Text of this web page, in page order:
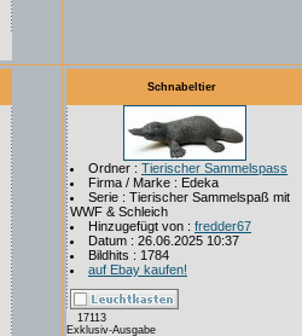
Schnabeltier
Ordner : Tierischer Sammelspass
Firma / Marke : Edeka
Serie : Tierischer Sammelspaß mit
WWF & Schleich
Hinzugefügt von : fredder67
Datum : 26.06.2025 10:37
Bildhits : 1784
auf Ebay kaufen!
17113
Exklusiv-Ausgabe